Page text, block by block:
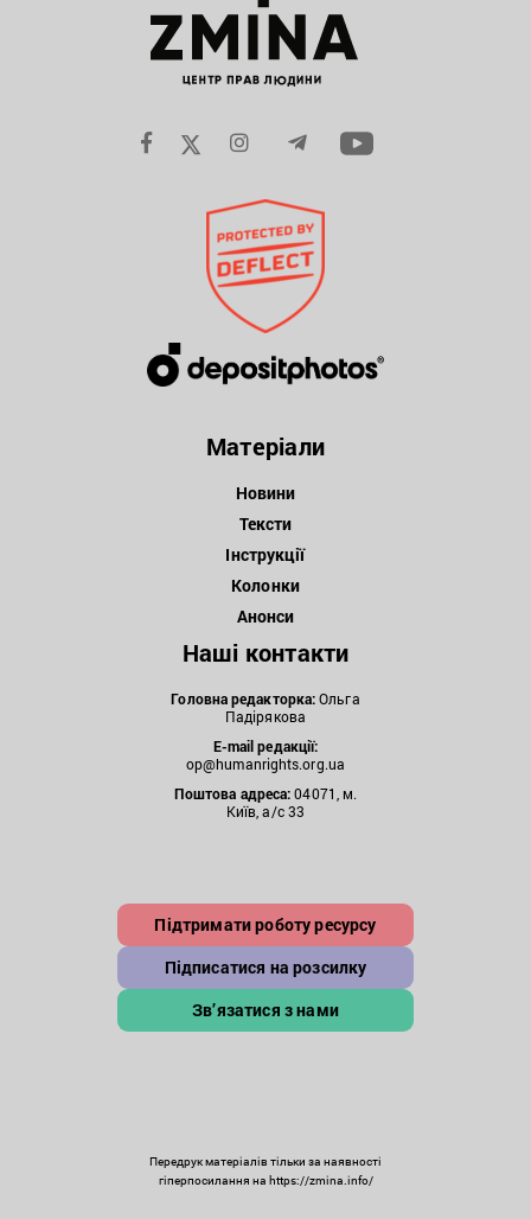
Матеріали
Новини
Тексти
Інструкції
Колонки
Анонси
Наші контакти
Головна редакторка:Ольга
Падірякова
E-mail редакції:
op@humanrights.org.ua
Поштова адреса:04071, м.
Київ, а/с 33
Підтримати роботу ресурсу
Підписатися на розсилку
Зв’язатися з нами
Передрук матеріалів тільки за наявності
гіперпосилання на https://zmina.info/